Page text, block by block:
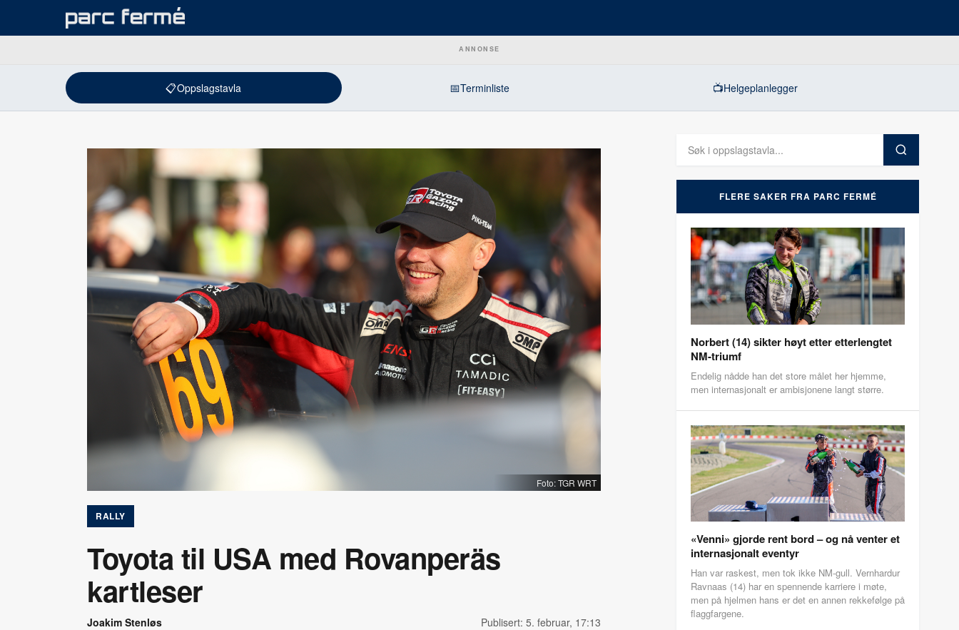
ANNONSE
📋Oppslagstavla 📅Terminliste 📺Helgeplanlegger
Foto: TGR WRT
RALLY
Toyota til USA med Rovanperäs
kartleser
Joakim Stenløs Publisert: 5. februar, 17:13
FLERE SAKER FRA PARC FERMÉ
Norbert (14) sikter høyt etter etterlengtet
NM-triumf
Endelig nådde han det store målet her hjemme,
men internasjonalt er ambisjonene langt større.
«Venni» gjorde rent bord – og nå venter et
internasjonalt eventyr
Han var raskest, men tok ikke NM-gull. Vernhardur
Ravnaas (14) har en spennende karriere i møte,
men på hjelmen hans er det en annen rekkefølge på
flaggfargene.